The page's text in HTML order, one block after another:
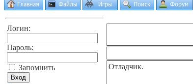
Логин:
Пароль:
Запомнить
Отладчик.